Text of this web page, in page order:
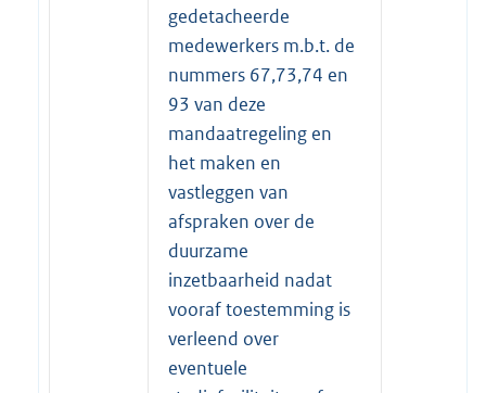
gedetacheerde
medewerkers m.b.t. de
nummers 67,73,74 en
93 van deze
mandaatregeling en
het maken en
vastleggen van
afspraken over de
duurzame
inzetbaarheid nadat
vooraf toestemming is
verleend over
eventuele